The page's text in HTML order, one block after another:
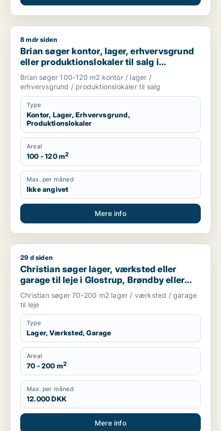
Brian søger kontor, lager, erhvervsgrund eller
8 mdr siden
Brian søger kontor, lager, erhvervsgrund
eller produktionslokaler til salg i
København
Brian søger 100-120 m2 kontor / lager /
erhvervsgrund / produktionslokaler til salg
Type
Kontor, Lager, Erhvervsgrund,
Produktionslokaler
Areal
100 - 120 m2
Max. per måned
Ikke angivet
Mere info
Christian søger lager, værksted eller garage til leje i
29 d siden
Christian søger lager, værksted eller
garage til leje i Glostrup, Brøndby eller
Rødovre m.fl.
Christian søger 70-200 m2 lager / værksted / garage
til leje
Type
Lager, Værksted, Garage
Areal
70 - 200 m2
Max. per måned
12.000 DKK
Mere info